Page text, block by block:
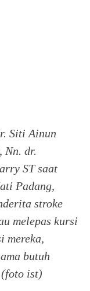
Siti Ainun
Nn. dr.
ST saat
Padang,
stroke
melepas kursi
mereka,
butuh
(foto ist)